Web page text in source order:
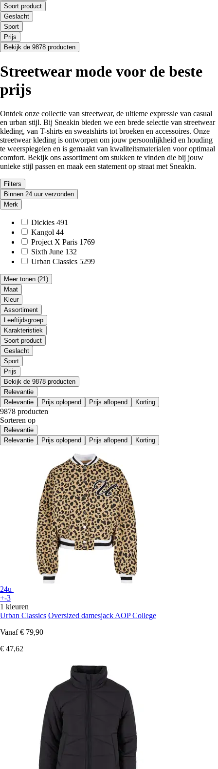
Soort product
Geslacht
Sport
Prijs
Bekijk de 9878 producten
Streetwear mode voor de beste
prijs
Ontdek onze collectie van streetwear, de ultieme expressie van casual
en urban stijl. Bij Sneakin bieden we een brede selectie van streetwear
kleding, van T-shirts en sweatshirts tot broeken en accessoires. Onze
streetwear kleding is ontworpen om jouw persoonlijkheid en houding
te weerspiegelen en is gemaakt van kwaliteitsmaterialen voor optimaal
comfort. Bekijk ons assortiment om stukken te vinden die bij jouw
unieke stijl passen en maak een statement op straat met Sneakin.
Filters
Binnen 24 uur verzonden
Merk
Dickies 491
Kangol 44
Project X Paris 1769
Sixth June 132
Urban Classics 5299
Meer tonen (21)
Maat
Kleur
Assortiment
Leeftijdsgroep
Karakteristiek
Soort product
Geslacht
Sport
Prijs
Bekijk de 9878 producten
Relevantie
Relevantie
Prijs oplopend Prijs aflopend Korting
9878 producten
Sorteren op
Relevantie
Relevantie
Prijs oplopend Prijs aflopend Korting
24u
+-3
1 kleuren
Urban Classics Oversized damesjack AOP College
Vanaf € 79,90
€ 47,62